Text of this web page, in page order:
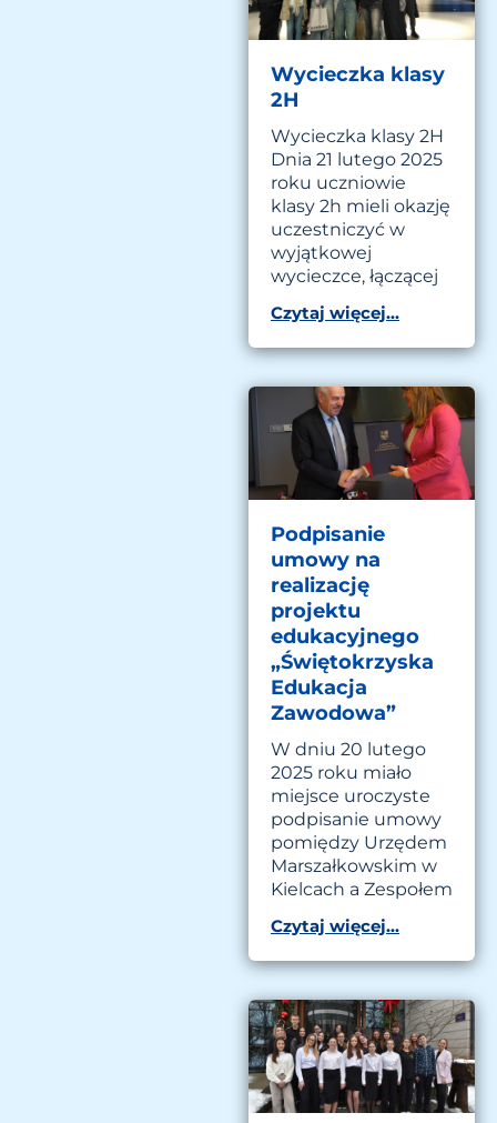
Wycieczka klasy
2H
Wycieczka klasy 2H
Dnia 21 lutego 2025
roku uczniowie
klasy 2h mieli okazję
uczestniczyć w
wyjątkowej
wycieczce, łączącej
Czytaj więcej...
Podpisanie
umowy na
realizację
projektu
edukacyjnego
„Świętokrzyska
Edukacja
Zawodowa”
W dniu 20 lutego
2025 roku miało
miejsce uroczyste
podpisanie umowy
pomiędzy Urzędem
Marszałkowskim w
Kielcach a Zespołem
Czytaj więcej...